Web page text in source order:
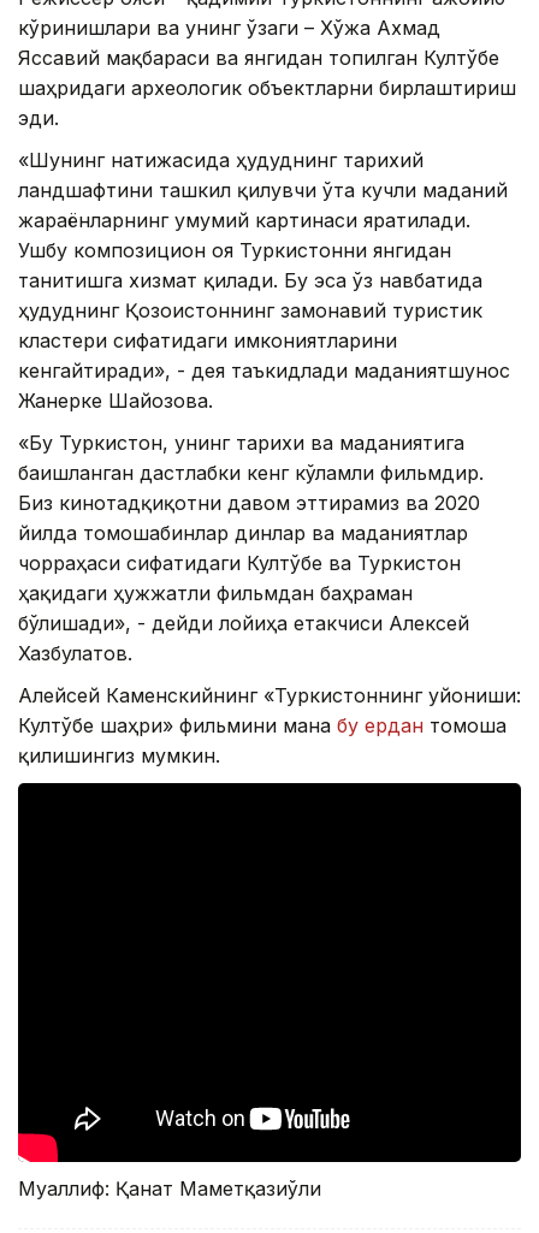
кўринишлари ва унинг ўзаги – Хўжа Ахмад
Яссавий мақбараси ва янгидан топилган Култўбе
шаҳридаги археологик объектларни бирлаштириш
эди.
«Шунинг натижасида ҳудуднинг тарихий
ландшафтини ташкил қилувчи ўта кучли маданий
жараёнларнинг умумий картинаси яратилади.
Ушбу композицион ғоя Туркистонни янгидан
танитишга хизмат қилади. Бу эса ўз навбатида
ҳудуднинг Қозоғистоннинг замонавий туристик
кластери сифатидаги имкониятларини
кенгайтиради», - дея таъкидлади маданиятшунос
Жанерке Шайғозова.
«Бу Туркистон, унинг тарихи ва маданиятига
бағишланган дастлабки кенг кўламли фильмдир.
Биз кинотадқиқотни давом эттирамиз ва 2020
йилда томошабинлар динлар ва маданиятлар
чорраҳаси сифатидаги Култўбе ва Туркистон
ҳақидаги ҳужжатли фильмдан баҳраман
бўлишади», - дейди лойиҳа етакчиси Алексей
Хазбулатов.
Алейсей Каменскийнинг «Туркистоннинг уйғониши:
Култўбе шаҳри» фильмини мана бу ердан томоша
қилишингиз мумкин.
Муаллиф: Қанат Маметқазиўғли